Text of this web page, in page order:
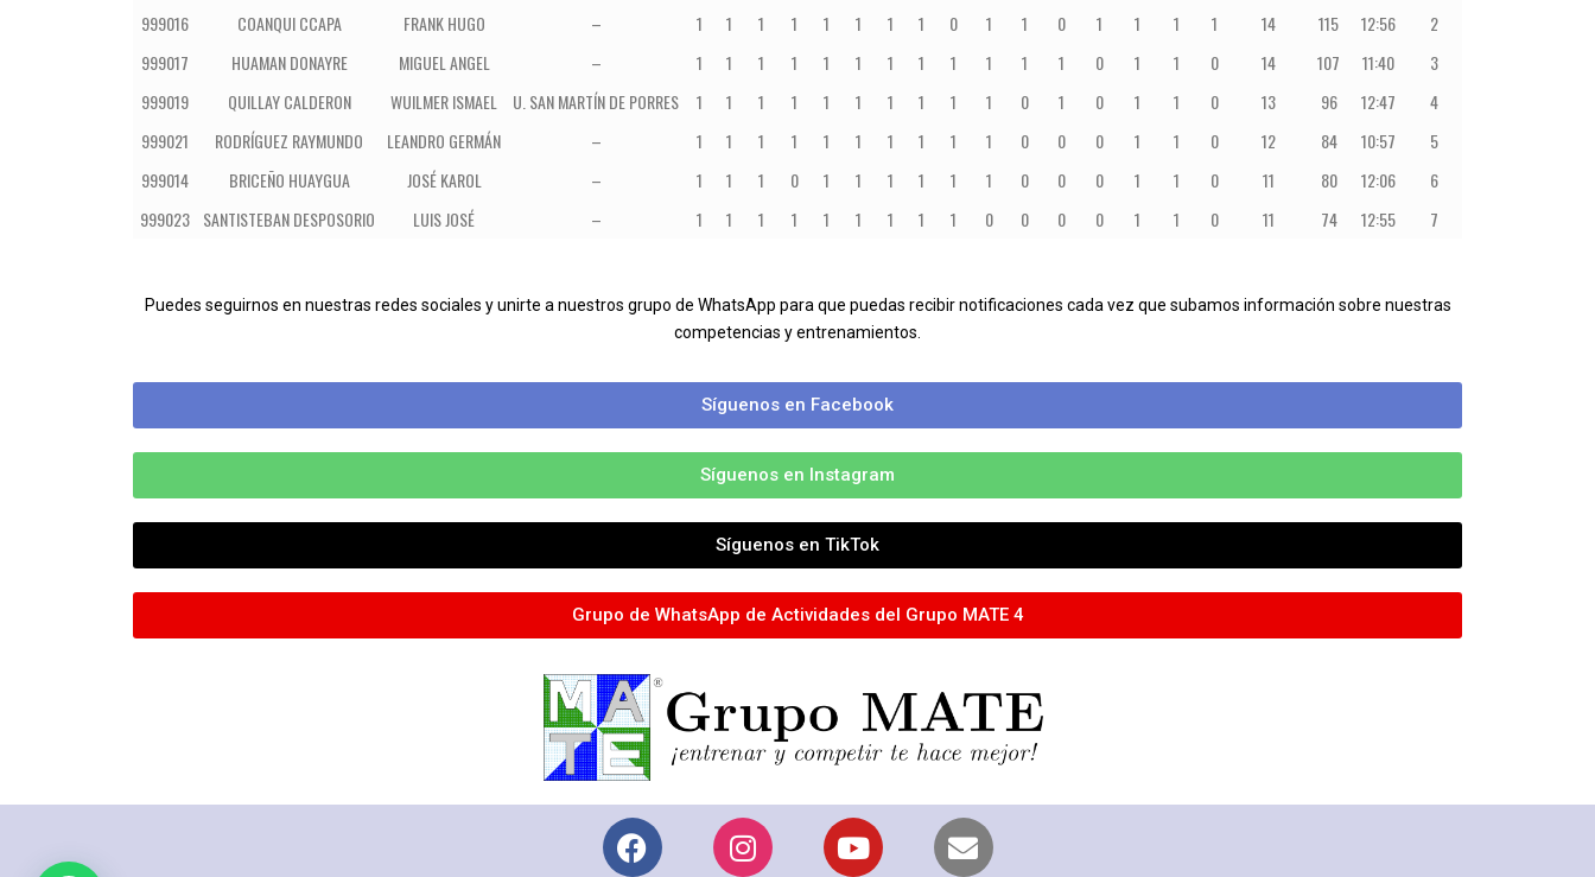
999016
COANQUI CCAPA FRANK HUGO – 1 1 1 1 1 1 1 1 0 1 1 0 1 1 1 1 14 115 12:56 2
999017
HUAMAN DONAYRE MIGUEL ANGEL – 1 1 1 1 1 1 1 1 1 1 1 1 0 1 1 0 14 107 11:40 3
999019
QUILLAY CALDERON WUILMER ISMAEL U. SAN MARTÍN DE PORRES 1 1 1 1 1 1 1 1 1 1 0 1 0 1 1 0 13 96 12:47 4
999021
RODRÍGUEZ RAYMUNDO LEANDRO GERMÁN – 1 1 1 1 1 1 1 1 1 1 0 0 0 1 1 0 12 84 10:57 5
999014
BRICEÑO HUAYGUA JOSÉ KAROL – 1 1 1 0 1 1 1 1 1 1 0 0 0 1 1 0 11 80 12:06 6
999023 SANTISTEBAN DESPOSORIO LUIS JOSÉ – 1 1 1 1 1 1 1 1 1 0 0 0 0 1 1 0 11 74 12:55 7
Puedes seguirnos en nuestras redes sociales y unirte a nuestros grupo de WhatsApp para que puedas recibir notificaciones cada vez que subamos información sobre nuestras
competencias y entrenamientos.
Síguenos en Facebook
Síguenos en Instagram
Síguenos en TikTok
Grupo de WhatsApp de Actividades del Grupo MATE 4